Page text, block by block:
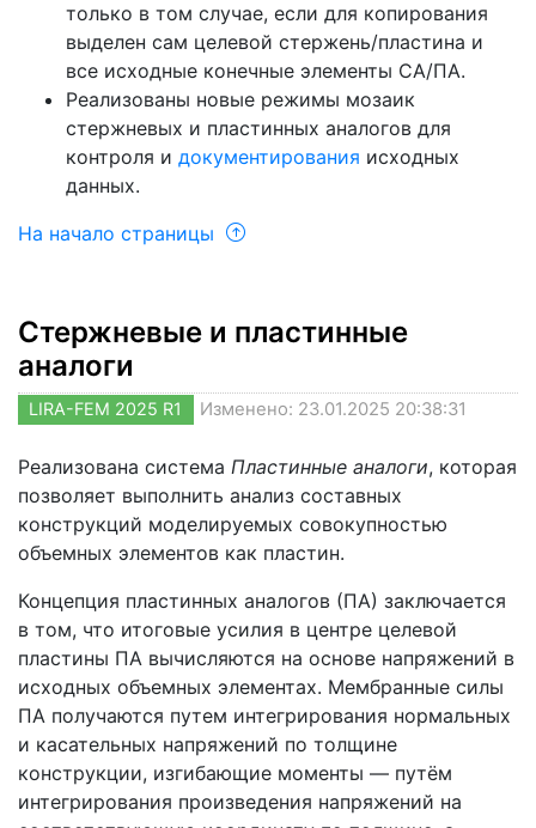
только в том случае, если для копирования
выделен сам целевой стержень/пластина и
все исходные конечные элементы СА/ПА.
Реализованы новые режимы мозаик
стержневых и пластинных аналогов для
контроля и документирования исходных
данных.
На начало страницы
Стержневые и пластинные
аналоги
LIRA-FEM 2025 R1 Изменено: 23.01.2025 20:38:31
Реализована система Пластинные аналоги, которая
позволяет выполнить анализ составных
конструкций моделируемых совокупностью
объемных элементов как пластин.
Концепция пластинных аналогов (ПА) заключается
в том, что итоговые усилия в центре целевой
пластины ПА вычисляются на основе напряжений в
исходных объемных элементах. Мембранные силы
ПА получаются путем интегрирования нормальных
и касательных напряжений по толщине
конструкции, изгибающие моменты — путём
интегрирования произведения напряжений на